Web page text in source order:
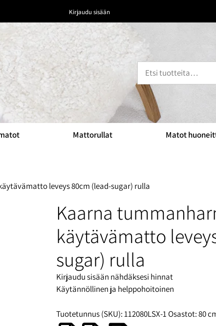
Kirjaudu sisään
Mattorullat Matot
leveys 80cm (lead-sugar) rulla
Kaarna
käytävämatto
sugar) rulla
Kirjaudu sisään nähdäksesi hinnat
Käytännöllinen ja helppohoitoinen
Tuotetunnus (SKU):112080LSX-1 Osastot:80